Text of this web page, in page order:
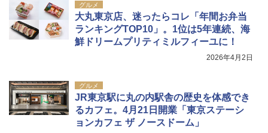
電動エアーポンプ SUP用 20PSI 電動ポンプ
ゴムボート 空気入れ 空気抜き 自動停止 過熱
保護 日光可読lcd 7種類ノズル付き
グルメ
大丸東京店、迷ったらコレ「年間お弁当
ランキングTOP10」。1位は5年連続、海
鮮ドリームプリティミルフィーユに！
2026年4月2日
グルメ
JR東京駅に丸の内駅舎の歴史を体感でき
るカフェ。4月21日開業「東京ステーシ
ョンカフェ ザ ノースドーム」